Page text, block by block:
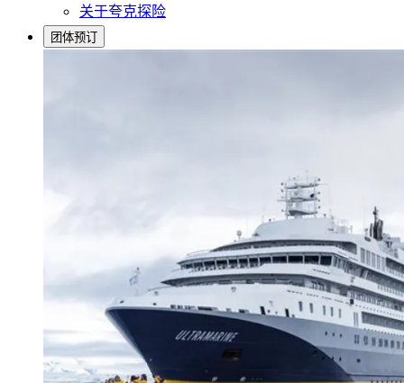
关于夸克探险
团体预订